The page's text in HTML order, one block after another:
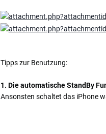
Tipps zur Benutzung:
1. Die automatische StandBy
Ansonsten schaltet das iPhone